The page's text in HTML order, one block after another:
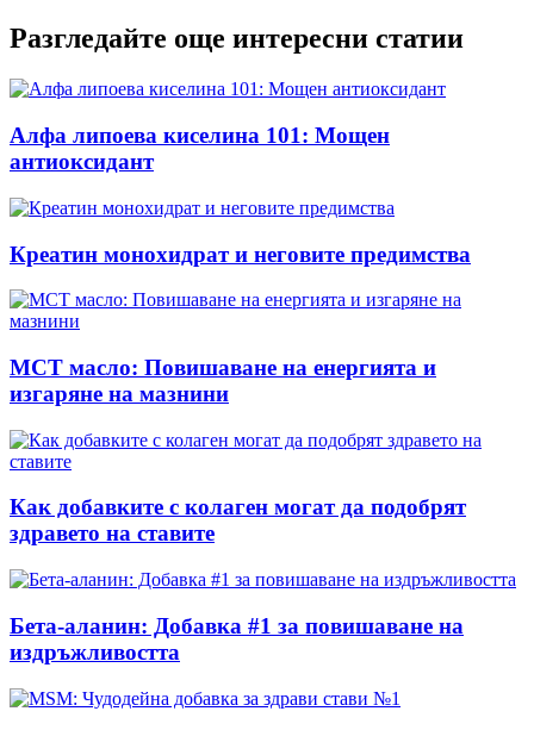
Разгледайте още интересни статии
Алфа липоева киселина 101: Мощен
антиоксидант
Креатин монохидрат и неговите предимства
MCT масло: Повишаване на енергията и
изгаряне на мазнини
Как добавките с колаген могат да подобрят
здравето на ставите
Бета-аланин: Добавка #1 за повишаване на
издръжливостта